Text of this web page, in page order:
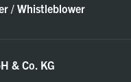
/ Whistleblower
& Co. KG